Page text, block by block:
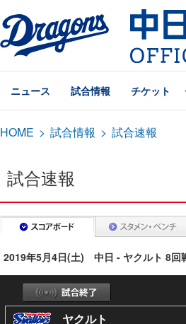
ニュース 試合情報 チケット
HOME > 試合情報 > 試合速報
試合速報
2019年5月4日(土) 中日 - ヤクルト 8
ヤクルト